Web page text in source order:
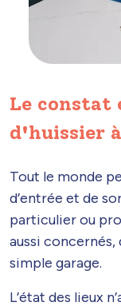
Le constat
d'huissier
Tout le monde
d’entrée et de
particulier ou
aussi concernés,
simple garage.
L’état des lieux